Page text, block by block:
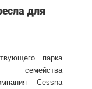
для
парка
семейства
Cessna